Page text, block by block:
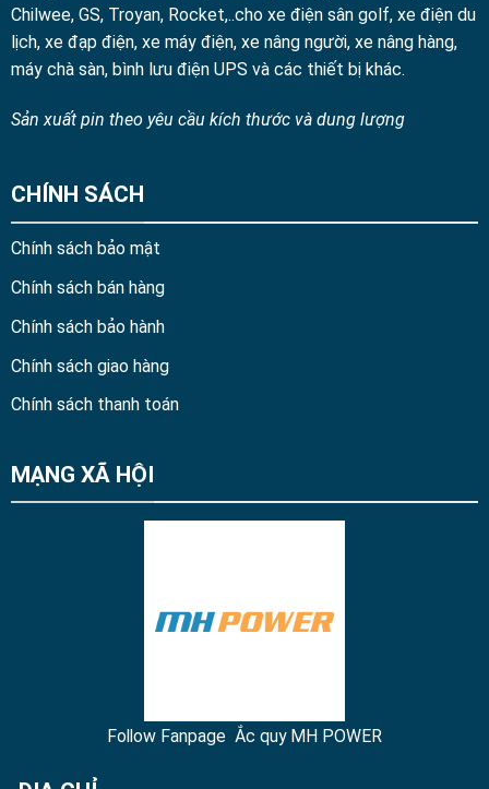
Chilwee, GS, Troyan, Rocket,..cho xe điện sân golf, xe điện du
lịch, xe đạp điện, xe máy điện, xe nâng người, xe nâng hàng,
máy chà sàn, bình lưu điện UPS và các thiết bị khác.
Sản xuất pin theo yêu cầu kích thước và dung lượng
CHÍNH SÁCH
Chính sách bảo mật
Chính sách bán hàng
Chính sách bảo hành
Chính sách giao hàng
Chính sách thanh toán
MẠNG XÃ HỘI
Follow Fanpage Ắc quy MH POWER